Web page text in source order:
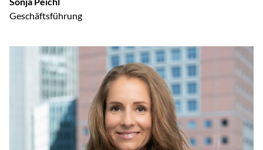
Geschäftsführung